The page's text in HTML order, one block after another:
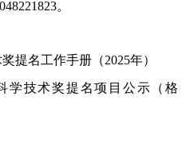
。
提名工作手册（2025年）
学技术奖提名项目公示（ 格